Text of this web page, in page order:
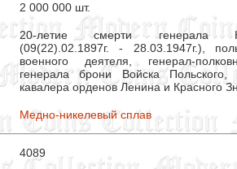
2 000 000 шт.
20-летие смерти генерала
(09(22).02.1897г. - 28.03.1947г.),
военного деятеля, генерал-
генерала брони Войска Польского,
кавалера орденов Ленина и Красного
Медно-никелевый сплав
4089